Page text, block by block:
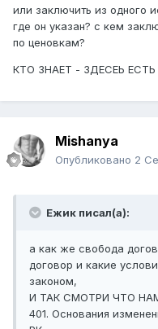
или заключить из одного
где он указан? с кем
по ценовкам?
КТО ЗНАЕТ - ЗДЕСЕЬ
Mishanya
Опубликовано 2
Ежик писал(а):
а как же свобода
договор и какие
законом,
И ТАК СМОТРИ ЧТО
401. Основания